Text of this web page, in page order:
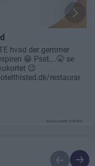
Annonceret indhold